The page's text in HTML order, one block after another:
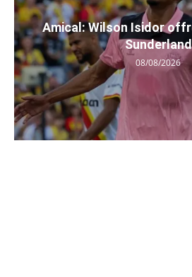
Amical: Wilson Isidor
Sunderland
08/08/2026